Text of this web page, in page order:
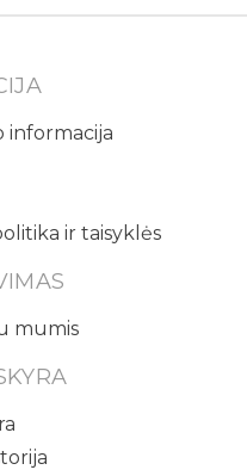
informacija
ir taisyklės
mumis